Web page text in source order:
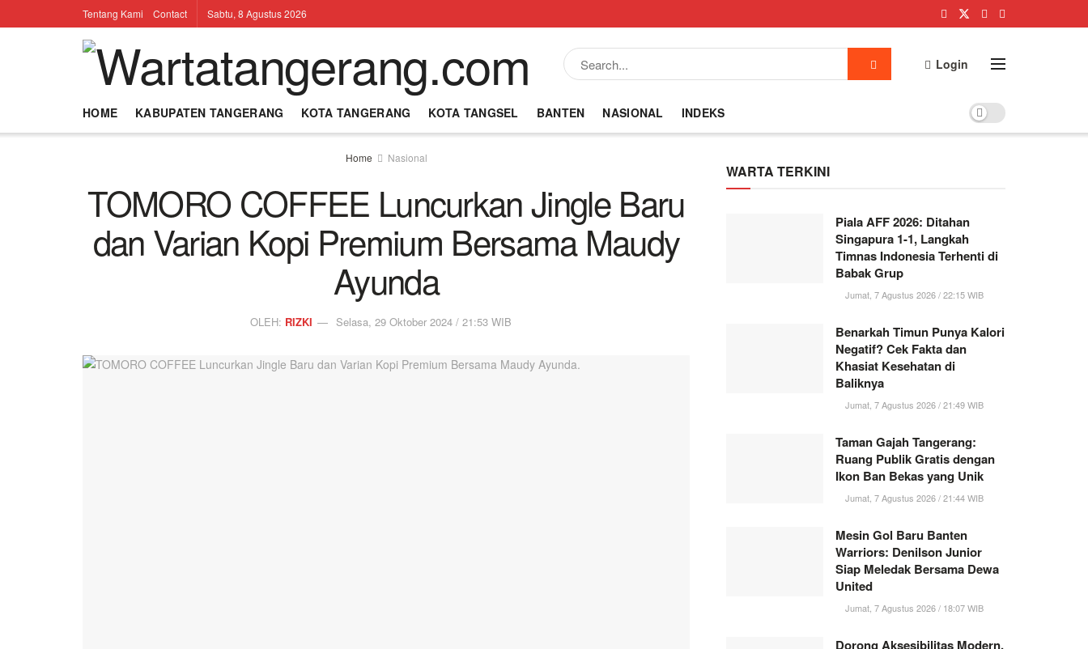
Tentang Kami Contact Sabtu, 8 Agustus 2026
Login
HOME KABUPATEN TANGERANG KOTA TANGERANG KOTA TANGSEL BANTEN NASIONAL INDEKS
Home Nasional
TOMORO COFFEE Luncurkan Jingle Baru
dan Varian Kopi Premium Bersama Maudy
Ayunda
OLEH: RIZKI Selasa, 29 Oktober 2024 / 21:53 WIB
WARTA TERKINI
Piala AFF 2026: Ditahan
Singapura 1-1, Langkah
Timnas Indonesia Terhenti di
Babak Grup
Jumat, 7 Agustus 2026 / 22:15 WIB
Benarkah Timun Punya Kalori
Negatif? Cek Fakta dan
Khasiat Kesehatan di
Baliknya
Jumat, 7 Agustus 2026 / 21:49 WIB
Taman Gajah Tangerang:
Ruang Publik Gratis dengan
Ikon Ban Bekas yang Unik
Jumat, 7 Agustus 2026 / 21:44 WIB
Mesin Gol Baru Banten
Warriors: Denilson Junior
Siap Meledak Bersama Dewa
United
Jumat, 7 Agustus 2026 / 18:07 WIB
Dorong Aksesibilitas Modern,